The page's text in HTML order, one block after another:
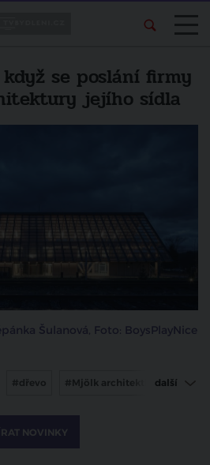
se poslání firmy
jejího sídla
Šulanová, Foto: BoysPlayNice
#dřevo #Mjölk architekti další
NOVINKY